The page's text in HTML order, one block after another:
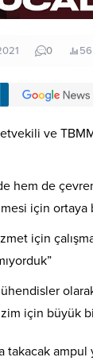
0 56
ve
hem de
için
için
için büyük
takacak ampul